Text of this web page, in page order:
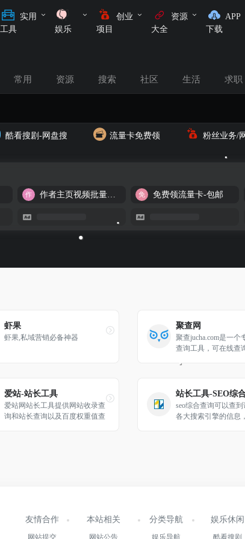
实用
工具
娱乐
创业
项目
资源
大全
APP
下载
常用 资源 搜索 社区 生活 求职
酷看搜剧-网盘搜 流量卡免费领 粉丝业务/
作者主页视频批量提取 免费领流量卡-包邮
虾果
虾果,私域营销必备神器
聚查网
聚查jucha.com是一个
查询工具，可在线查
询、拦截查询、离线
字典等诸多功能。
爱站-站长工具
爱站网站长工具提供网站收录查
询和站长查询以及百度权重值查
站长工具-SEO综
seo综合查询可以查
各大搜索引擎的信息
友情合作
网站提交
本站相关
网站公告
分类导航
娱乐导航
娱乐休闲
酷看搜剧